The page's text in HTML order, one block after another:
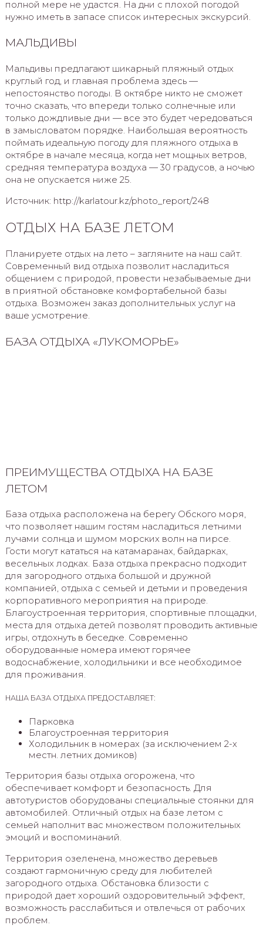
полной мере не удастся. На дни с плохой погодой
нужно иметь в запасе список интересных экскурсий.
МАЛЬДИВЫ
Мальдивы предлагают шикарный пляжный отдых
круглый год, и главная проблема здесь —
непостоянство погоды. В октябре никто не сможет
точно сказать, что впереди только солнечные или
только дождливые дни — все это будет чередоваться
в замысловатом порядке. Наибольшая вероятность
поймать идеальную погоду для пляжного отдыха в
октябре в начале месяца, когда нет мощных ветров,
средняя температура воздуха — 30 градусов, а ночью
она не опускается ниже 25.
Источник: http://karlatour.kz/photo_report/248
ОТДЫХ НА БАЗЕ ЛЕТОМ
Планируете отдых на лето – загляните на наш сайт.
Современный вид отдыха позволит насладиться
общением с природой, провести незабываемые дни
в приятной обстановке комфортабельной базы
отдыха. Возможен заказ дополнительных услуг на
ваше усмотрение.
БАЗА ОТДЫХА «ЛУКОМОРЬЕ»
ПРЕИМУЩЕСТВА ОТДЫХА НА БАЗЕ
ЛЕТОМ
База отдыха расположена на берегу Обского моря,
что позволяет нашим гостям насладиться летними
лучами солнца и шумом морских волн на пирсе.
Гости могут кататься на катамаранах, байдарках,
весельных лодках. База отдыха прекрасно подходит
для загородного отдыха большой и дружной
компанией, отдыха с семьей и детьми и проведения
корпоративного мероприятия на природе.
Благоустроенная территория, спортивные площадки,
места для отдыха детей позволят проводить активные
игры, отдохнуть в беседке. Современно
оборудованные номера имеют горячее
водоснабжение, холодильники и все необходимое
для проживания.
НАША БАЗА ОТДЫХА ПРЕДОСТАВЛЯЕТ:
Парковка
Благоустроенная территория
Холодильник в номерах (за исключением 2-х
местн. летних домиков)
Территория базы отдыха огорожена, что
обеспечивает комфорт и безопасность. Для
автотуристов оборудованы специальные стоянки для
автомобилей. Отличный отдых на базе летом с
семьей наполнит вас множеством положительных
эмоций и воспоминаний.
Территория озеленена, множество деревьев
создают гармоничную среду для любителей
загородного отдыха. Обстановка близости с
природой дает хороший оздоровительный эффект,
возможность расслабиться и отвлечься от рабочих
проблем.